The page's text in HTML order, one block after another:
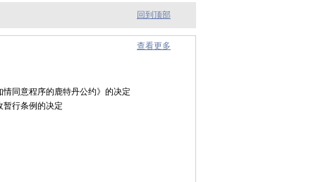
回到顶部
查看更多
同意程序的鹿特丹公约》的决定
暂行条例的决定